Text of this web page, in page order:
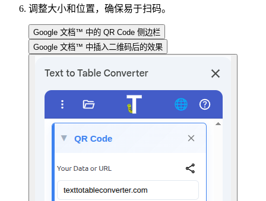
调整大小和位置，确保易于扫码。
Google 文档™ 中的 QR Code 侧边栏
Google 文档™ 中插入二维码后的效果